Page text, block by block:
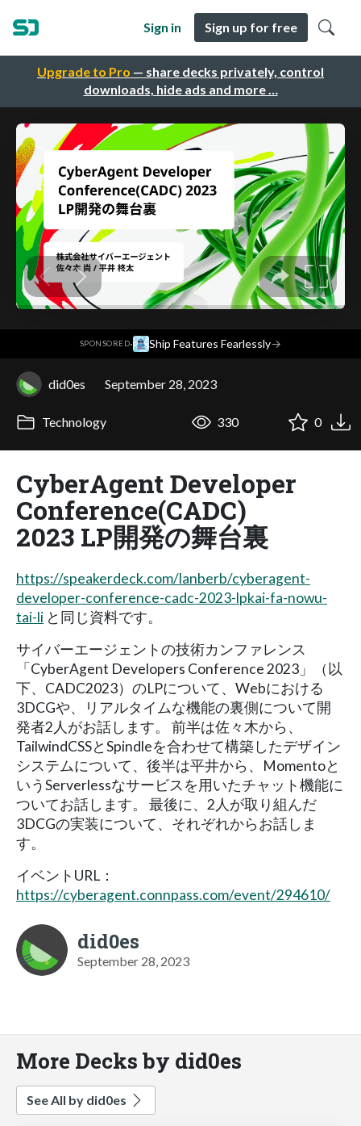
Upgrade to Pro — share decks privately, control
downloads, hide ads and more …
Sign in Sign up for free
SPONSORED· Ship Features Fearlessly→
did0es September 28, 2023
Technology 330 0
CyberAgent Developer
Conference(CADC)
2023 LP開発の舞台裏
https://speakerdeck.com/lanberb/cyberagent-
developer-conference-cadc-2023-lpkai-fa-nowu-
tai-li と同じ資料です。
サイバーエージェントの技術カンファレンス
「CyberAgent Developers Conference 2023」（以
下、CADC2023）のLPについて、Webにおける
3DCGや、リアルタイムな機能の裏側について開
発者2人がお話します。 前半は佐々木から、
TailwindCSSとSpindleを合わせて構築したデザイン
システムについて、後半は平井から、Momentoと
いうServerlessなサービスを用いたチャット機能に
ついてお話します。 最後に、2人が取り組んだ
3DCGの実装について、それぞれからお話しま
す。
イベントURL：
https://cyberagent.connpass.com/event/294610/
did0es
September 28, 2023
More Decks by did0es
See All by did0es